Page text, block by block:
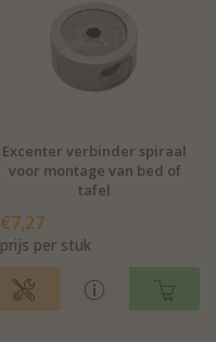
Excenter verbinder spiraal
voor montage van bed of
tafel
€7,27
prijs per stuk